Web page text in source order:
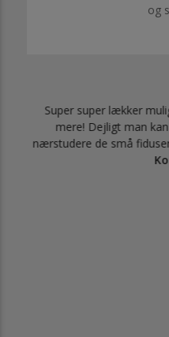
og
Super super lækker
mere! Dejligt man
nærstudere de små